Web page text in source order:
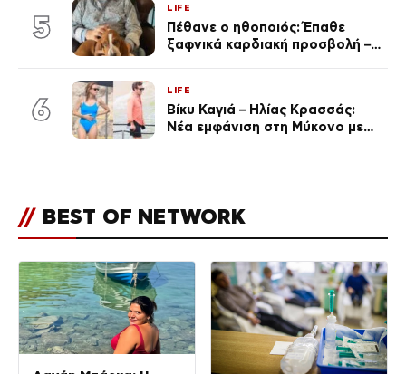
5
LIFE
Πέθανε ο ηθοποιός: Έπαθε
ξαφνικά καρδιακή προσβολή – Η
6
LIFE
Βίκυ Καγιά – Ηλίας Κρασσάς:
Νέα εμφάνιση στη Μύκονο με
// BEST OF NETWORK